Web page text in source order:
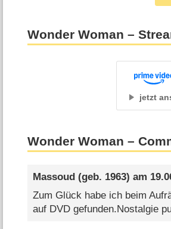
Wonder Woman –
jetzt
Wonder Woman –
Massoud(geb. 1963) am
Zum Glück habe ich beim
auf DVD gefunden.Nostalgie